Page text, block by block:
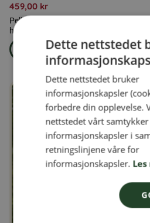
459,00 kr
Pelletert helfôr til ender, 25 kg,
helfôr for ender.
Les mer
om produkten Andefôr,
Dette nettstedet
Dette nettstedet bruker
informasjonskapsler
forbedre din opplevelse.
nettstedet vårt
informasjonskapsler i
retningslinjene våre for
informasjonskapsler.